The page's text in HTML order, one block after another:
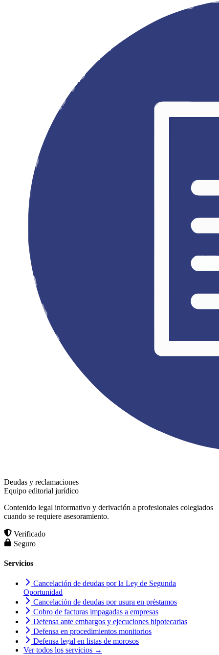
Deudas y reclamaciones
Equipo editorial jurídico
Contenido legal informativo y derivación a profesionales colegiados
cuando se requiere asesoramiento.
Verificado
Seguro
Servicios
Cancelación de deudas por la Ley de Segunda
Oportunidad
Cancelación de deudas por usura en préstamos
Cobro de facturas impagadas a empresas
Defensa ante embargos y ejecuciones hipotecarias
Defensa en procedimientos monitorios
Defensa legal en listas de morosos
Ver todos los servicios →